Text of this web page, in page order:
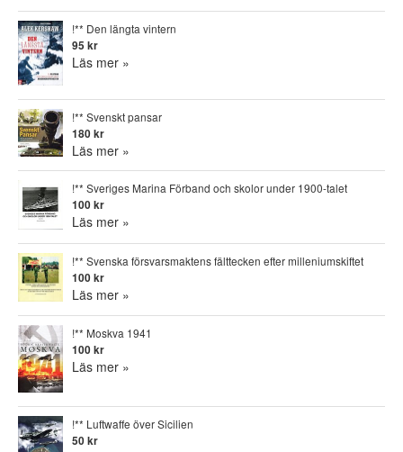
!** Den längta vintern
95 kr
Läs mer »
!** Svenskt pansar
180 kr
Läs mer »
!** Sveriges Marina Förband och skolor under 1900-talet
100 kr
Läs mer »
!** Svenska försvarsmaktens fälttecken efter milleniumskiftet
100 kr
Läs mer »
!** Moskva 1941
100 kr
Läs mer »
!** Luftwaffe över Sicilien
50 kr